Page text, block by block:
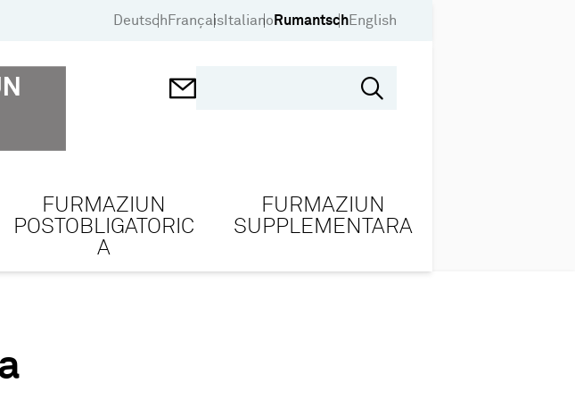
Deutsch Français Italiano RumantschEnglish
FURMAZIUN
POSTOBLIGATORIC
A
FURMAZIUN
SUPPLEMENTARA